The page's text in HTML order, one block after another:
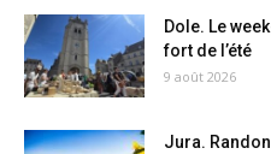
Dole. Le
fort de l’été
9 août 2026
Jura.